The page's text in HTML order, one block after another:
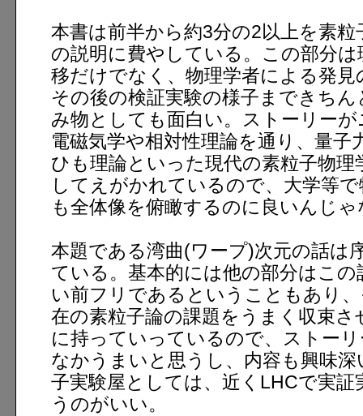
本書は前半から約3分の2以上を素粒
の説明に費やしている。この部分は
移だけでなく、物理学者による発見
その後の検証実験の様子まできち
み物としても面白い。ストーリー
電磁気学や相対性理論を通り、量子
ひも理論といった現代の素粒子物
してえがかれているので、大学等
も全体像を俯瞰するのに良いんじ
本題である湾曲(ワープ)次元の話は
ている。基本的には他の部分はこ
い前フリであるということもあり
在の素粒子論の課題をうまく収束さ
に持っていっているので、ストー
なかうまいと思うし、内容も興味
子実験屋としては、近くLHCで実証
うのがいい。